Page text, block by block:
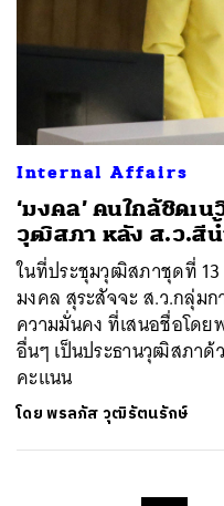
Internal Affairs
‘มงคล’ คนใกล้ชิดเ
วุฒิสภา หลัง ส.ว.สีน้
ในที่ประชุมวุฒิสภาชุดที่ 13
มงคล สุระสัจจะ ส.ว.กลุ่ม
ความมั่นคง ที่เสนอชื่อโดย
อื่นๆ เป็นประธานวุฒิสภาด้
คะแนน
โดยพรลภัส วุฒิรัตนรักษ์